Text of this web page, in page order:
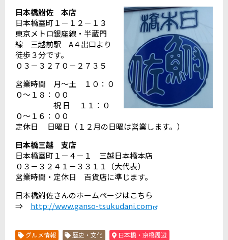
日本橋鮒佐 本店
日本橋室町１－１２－１３
東京メトロ銀座線・半蔵門
線 三越前駅 A４出口より
徒歩３分です。
０３－３２７０－２７３５
営業時間 月～土 １０：０
０～１８：００
祝 日 １１：０
０～１６：００
定休日 日曜日（１２月の日曜は営業します。）
日本橋三越 支店
日本橋室町１－４－１ 三越日本橋本店
０３－３２４１－３３１１（大代表）
営業時間・定休日 百貨店に準じます。
日本橋鮒佐さんのホームページはこちら
⇒ http://www.ganso-tsukudani.com
グルメ情報 歴史・文化 日本橋・京橋周辺